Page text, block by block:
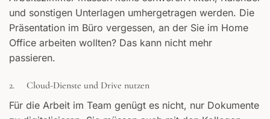
und sonstigen Unterlagen umhergetragen werden. Die
Präsentation im Büro vergessen, an der Sie im Home
Office arbeiten wollten? Das kann nicht mehr
passieren.
2. Cloud-Dienste und Drive nutzen
Für die Arbeit im Team genügt es nicht, nur Dokumente